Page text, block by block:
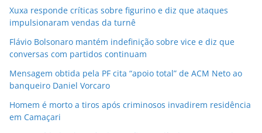
Xuxa responde críticas sobre figurino e diz que ataques
impulsionaram vendas da turnê
Flávio Bolsonaro mantém indefinição sobre vice e diz que
conversas com partidos continuam
Mensagem obtida pela PF cita “apoio total” de ACM Neto ao
banqueiro Daniel Vorcaro
Homem é morto a tiros após criminosos invadirem residência
em Camaçari